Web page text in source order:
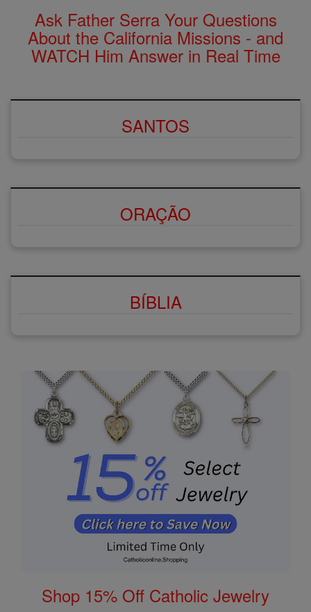
Ask Father Serra Your Questions
About the California Missions - and
WATCH Him Answer in Real Time
SANTOS
ORAÇÃO
BÍBLIA
Shop 15% Off Catholic Jewelry